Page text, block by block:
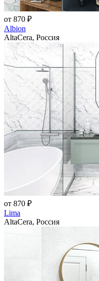
от 870 ₽
Albion
AltaCera, Россия
от 870 ₽
Lima
AltaCera, Россия